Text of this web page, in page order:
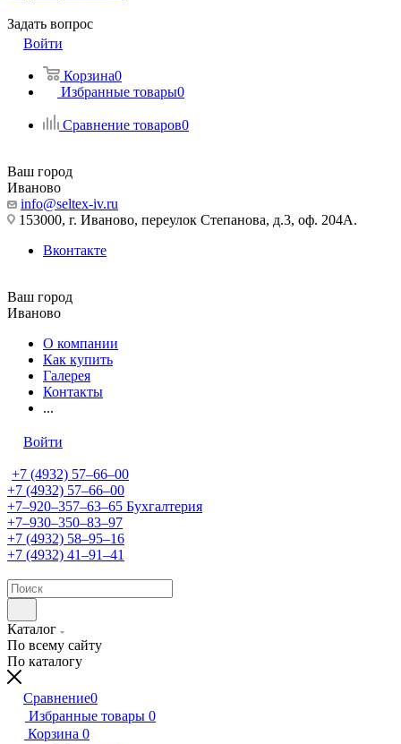
Задать вопрос
Войти
Корзина0
Избранные товары0
Сравнение товаров0
Ваш город
Иваново
info@seltex-iv.ru
153000, г. Иваново, переулок Степанова, д.3, оф. 204А.
Вконтакте
Ваш город
Иваново
О компании
Как купить
Галерея
Контакты
...
Войти
+7 (4932) 57‒66‒00
+7 (4932) 57‒66‒00
+7‒920‒357‒63‒65 Бухгалтерия
+7‒930‒350‒83‒97
+7 (4932) 58‒95‒16
+7 (4932) 41‒91‒41
Каталог
По всему сайту
По каталогу
Сравнение0
Избранные товары 0
Корзина 0